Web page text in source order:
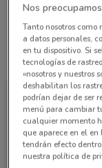
Sábado
Domingo
Todas las
Nos
Tanto nosotros como
a datos personales,
en tu dispositivo. Si
tecnologías de
«nosotros y nuestros
deshabilitan los
podrían dejar de ser
menú para cambiar
cualquier momento
que aparece en el
tendrán efecto
nuestra política de